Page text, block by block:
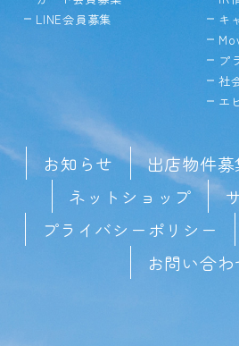
LINE会員募集
キ
プ
社
エ
お知らせ 出店物件募
ネットショップ
プライバシーポリシー
お問い合わ